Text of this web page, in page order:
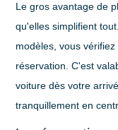
Le gros avantage de
qu'elles simplifient
modèles, vous
réservation. C'est
voiture dès votre
tranquillement en